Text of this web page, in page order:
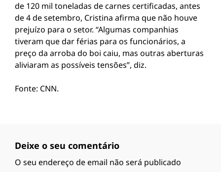
de 120 mil toneladas de carnes certificadas, antes
de 4 de setembro, Cristina afirma que não houve
prejuízo para o setor. “Algumas companhias
tiveram que dar férias para os funcionários, a
preço da arroba do boi caiu, mas outras aberturas
aliviaram as possíveis tensões”, diz.
Fonte: CNN.
Deixe o seu comentário
O seu endereço de email não será publicado